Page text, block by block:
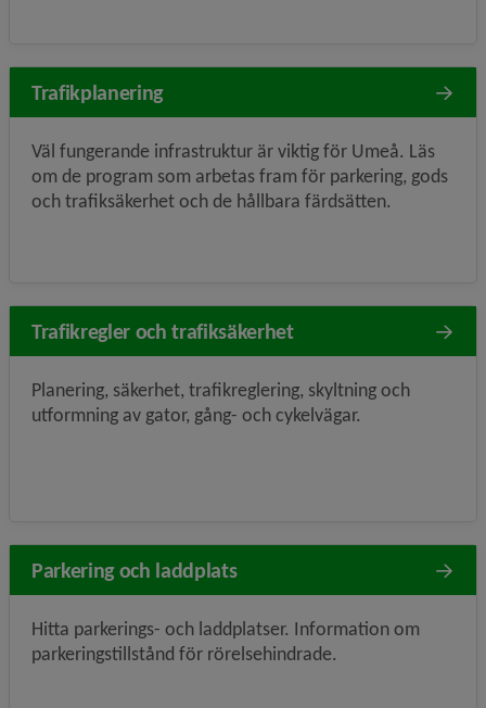
Trafikplanering
Väl fungerande infrastruktur är viktig för Umeå. Läs
om de program som arbetas fram för parkering, gods
och trafiksäkerhet och de hållbara färdsätten.
Trafikregler och trafiksäkerhet
Planering, säkerhet, trafikreglering, skyltning och
utformning av gator, gång- och cykelvägar.
Parkering och laddplats
Hitta parkerings- och laddplatser. Information om
parkeringstillstånd för rörelsehindrade.